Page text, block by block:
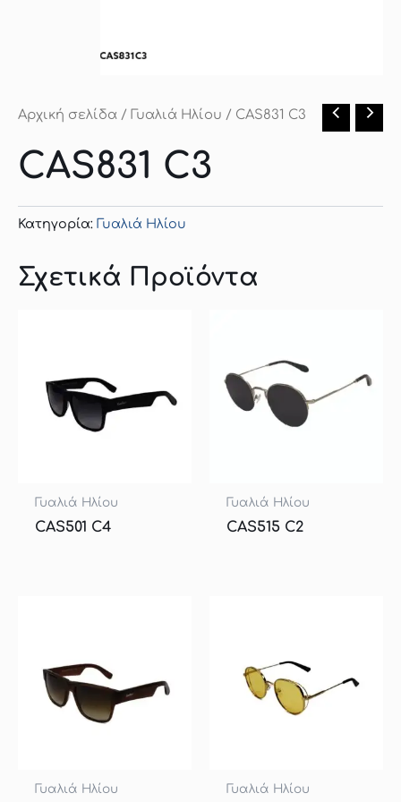
Αρχική σελίδα / Γυαλιά Ηλίου / CAS831 C3
CAS831 C3
Κατηγορία: Γυαλιά Ηλίου
Σχετικά Προϊόντα
Γυαλιά Ηλίου
CAS501 C4
Γυαλιά Ηλίου
CAS515 C2
Γυαλιά Ηλίου Γυαλιά Ηλίου